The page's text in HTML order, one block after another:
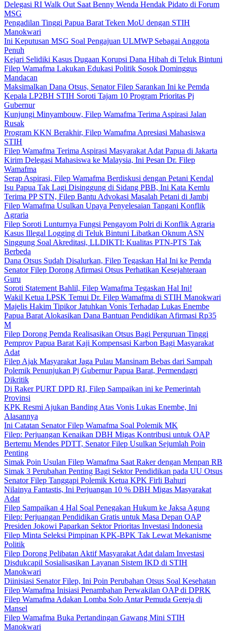
Delegasi RI Walk Out Saat Benny Wenda Hendak Pidato di Forum
MSG
Pengadilan Tinggi Papua Barat Teken MoU dengan STIH
Manokwari
Ini Keputusan MSG Soal Pengajuan ULMWP Sebagai Anggota
Penuh
Kejari Selidiki Kasus Dugaan Korupsi Dana Hibah di Teluk Bintuni
Filep Wamafma Lakukan Edukasi Politik Sosok Dominggus
Mandacan
Maksimalkan Dana Otsus, Senator Filep Sarankan Ini ke Pemda
Kepala LP2BH STIH Soroti Tajam 10 Program Prioritas Pj
Gubernur
Kunjungi Minyambouw, Filep Wamafma Terima Aspirasi Jalan
Rusak
Program KKN Berakhir, Filep Wamafma Apresiasi Mahasiswa
STIH
Filep Wamafma Terima Aspirasi Masyarakat Adat Papua di Jakarta
Kirim Delegasi Mahasiswa ke Malaysia, Ini Pesan Dr. Filep
Wamafma
Serap Aspirasi, Filep Wamafma Berdiskusi dengan Petani Kendal
Isu Papua Tak Lagi Disinggung di Sidang PBB, Ini Kata Kemlu
Terima PP STN, Filep Bantu Advokasi Masalah Petani di Jambi
Filep Wamafma Usulkan Upaya Penyelesaian Tangani Konflik
Agraria
Filep Soroti Lunturnya Fungsi Pengayom Polri di Konflik Agraria
Kasus Illegal Logging di Teluk Bintuni Libatkan Oknum ASN
Singgung Soal Akreditasi, LLDIKTI: Kualitas PTN-PTS Tak
Berbeda
Dana Otsus Sudah Disalurkan, Filep Tegaskan Hal Ini ke Pemda
Senator Filep Dorong Afirmasi Otsus Perhatikan Kesejahteraan
Guru
Soroti Statement Bahlil, Filep Wamafma Tegaskan Hal Ini!
Wakil Ketua LPSK Temui Dr. Filep Wamafma di STIH Manokwari
Majelis Hakim Tipikor Jatuhkan Vonis Terhadap Lukas Enembe
Papua Barat Alokasikan Dana Bantuan Pendidikan Afirmasi Rp35
M
Filep Dorong Pemda Realisasikan Otsus Bagi Perguruan Tinggi
Pemprov Papua Barat Kaji Kompensasi Karbon Bagi Masyarakat
Adat
Filep Ajak Masyarakat Jaga Pulau Mansinam Bebas dari Sampah
Polemik Penunjukan Pj Gubernur Papua Barat, Permendagri
Dikritik
Di Raker PURT DPD RI, Filep Sampaikan ini ke Pemerintah
Provinsi
KPK Resmi Ajukan Banding Atas Vonis Lukas Enembe, Ini
Alasannya
Ini Catatan Senator Filep Wamafma Soal Polemik MK
Filep: Perjuangan Kenaikan DBH Migas Kontribusi untuk OAP
Bertemu Mendes PDTT, Senator Filep Usulkan Sejumlah Poin
Penting
Simak Poin Usulan Filep Wamafma Saat Raker dengan Menpan RB
Simak 3 Perubahan Penting Bagi Sektor Pendidikan pada UU Otsus
Senator Filep Tanggapi Polemik Ketua KPK Firli Bahuri
Nilainya Fantastis, Ini Perjuangan 10 % DBH Migas Masyarakat
Adat
Filep Sampaikan 4 Hal Soal Penegakan Hukum ke Jaksa Agung
Filep: Perjuangan Pendidikan Gratis untuk Masa Depan OAP
Presiden Jokowi Paparkan Sektor Prioritas Investasi Indonesia
Filep Minta Seleksi Pimpinan KPK-BPK Tak Lewat Mekanisme
Politik
Filep Dorong Pelibatan Aktif Masyarakat Adat dalam Investasi
Disdukcapil Sosialisasikan Layanan Sistem IKD di STIH
Manokwari
Diinisiasi Senator Filep, Ini Poin Perubahan Otsus Soal Kesehatan
Filep Wamafma Inisiasi Penambahan Perwakilan OAP di DPRK
Filep Wamafma Adakan Lomba Solo Antar Pemuda Gereja di
Mansel
Filep Wamafma Buka Pertandingan Gawang Mini STIH
Manokwari